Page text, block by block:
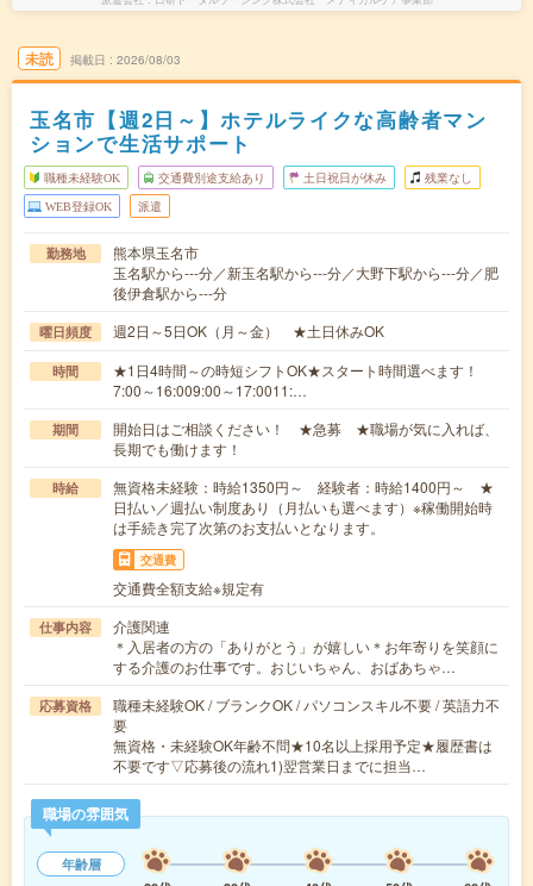
未読 掲載日 2026/08/03
玉名市【週2日～】ホテルライクな高齢者マン
ションで生活サポート
職種未経験OK 交通費別途支給あり 土日祝日が休み 残業なし
WEB登録OK 派遣
勤務地
熊本県玉名市
玉名駅から---分／新玉名駅から---分／大野下駅から---分／肥
後伊倉駅から---分
曜日頻度 週2日～5日OK（月～金） ★土日休みOK
時間
★1日4時間～の時短シフトOK★スタート時間選べます！
7:00～16:009:00～17:0011:…
期間
開始日はご相談ください！ ★急募 ★職場が気に入れば、
長期でも働けます！
時給
無資格未経験：時給1350円～ 経験者：時給1400円～ ★
日払い／週払い制度あり（月払いも選べます）※稼働開始時
は手続き完了次第のお支払いとなります。
交通費
交通費全額支給※規定有
仕事内容
介護関連
＊入居者の方の「ありがとう」が嬉しい＊お年寄りを笑顔に
する介護のお仕事です。おじいちゃん、おばあちゃ…
応募資格
職種未経験OK / ブランクOK / パソコンスキル不要 / 英語力不
要
無資格・未経験OK年齢不問★10名以上採用予定★履歴書は
不要です▽応募後の流れ1)翌営業日までに担当…
職場の雰囲気
年齢層